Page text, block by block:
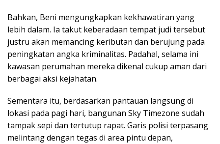
Bahkan, Beni mengungkapkan kekhawatiran yang
lebih dalam. Ia takut keberadaan tempat judi tersebut
justru akan memancing keributan dan berujung pada
peningkatan angka kriminalitas. Padahal, selama ini
kawasan perumahan mereka dikenal cukup aman dari
berbagai aksi kejahatan.
Sementara itu, berdasarkan pantauan langsung di
lokasi pada pagi hari, bangunan Sky Timezone sudah
tampak sepi dan tertutup rapat. Garis polisi terpasang
melintang dengan tegas di area pintu depan,